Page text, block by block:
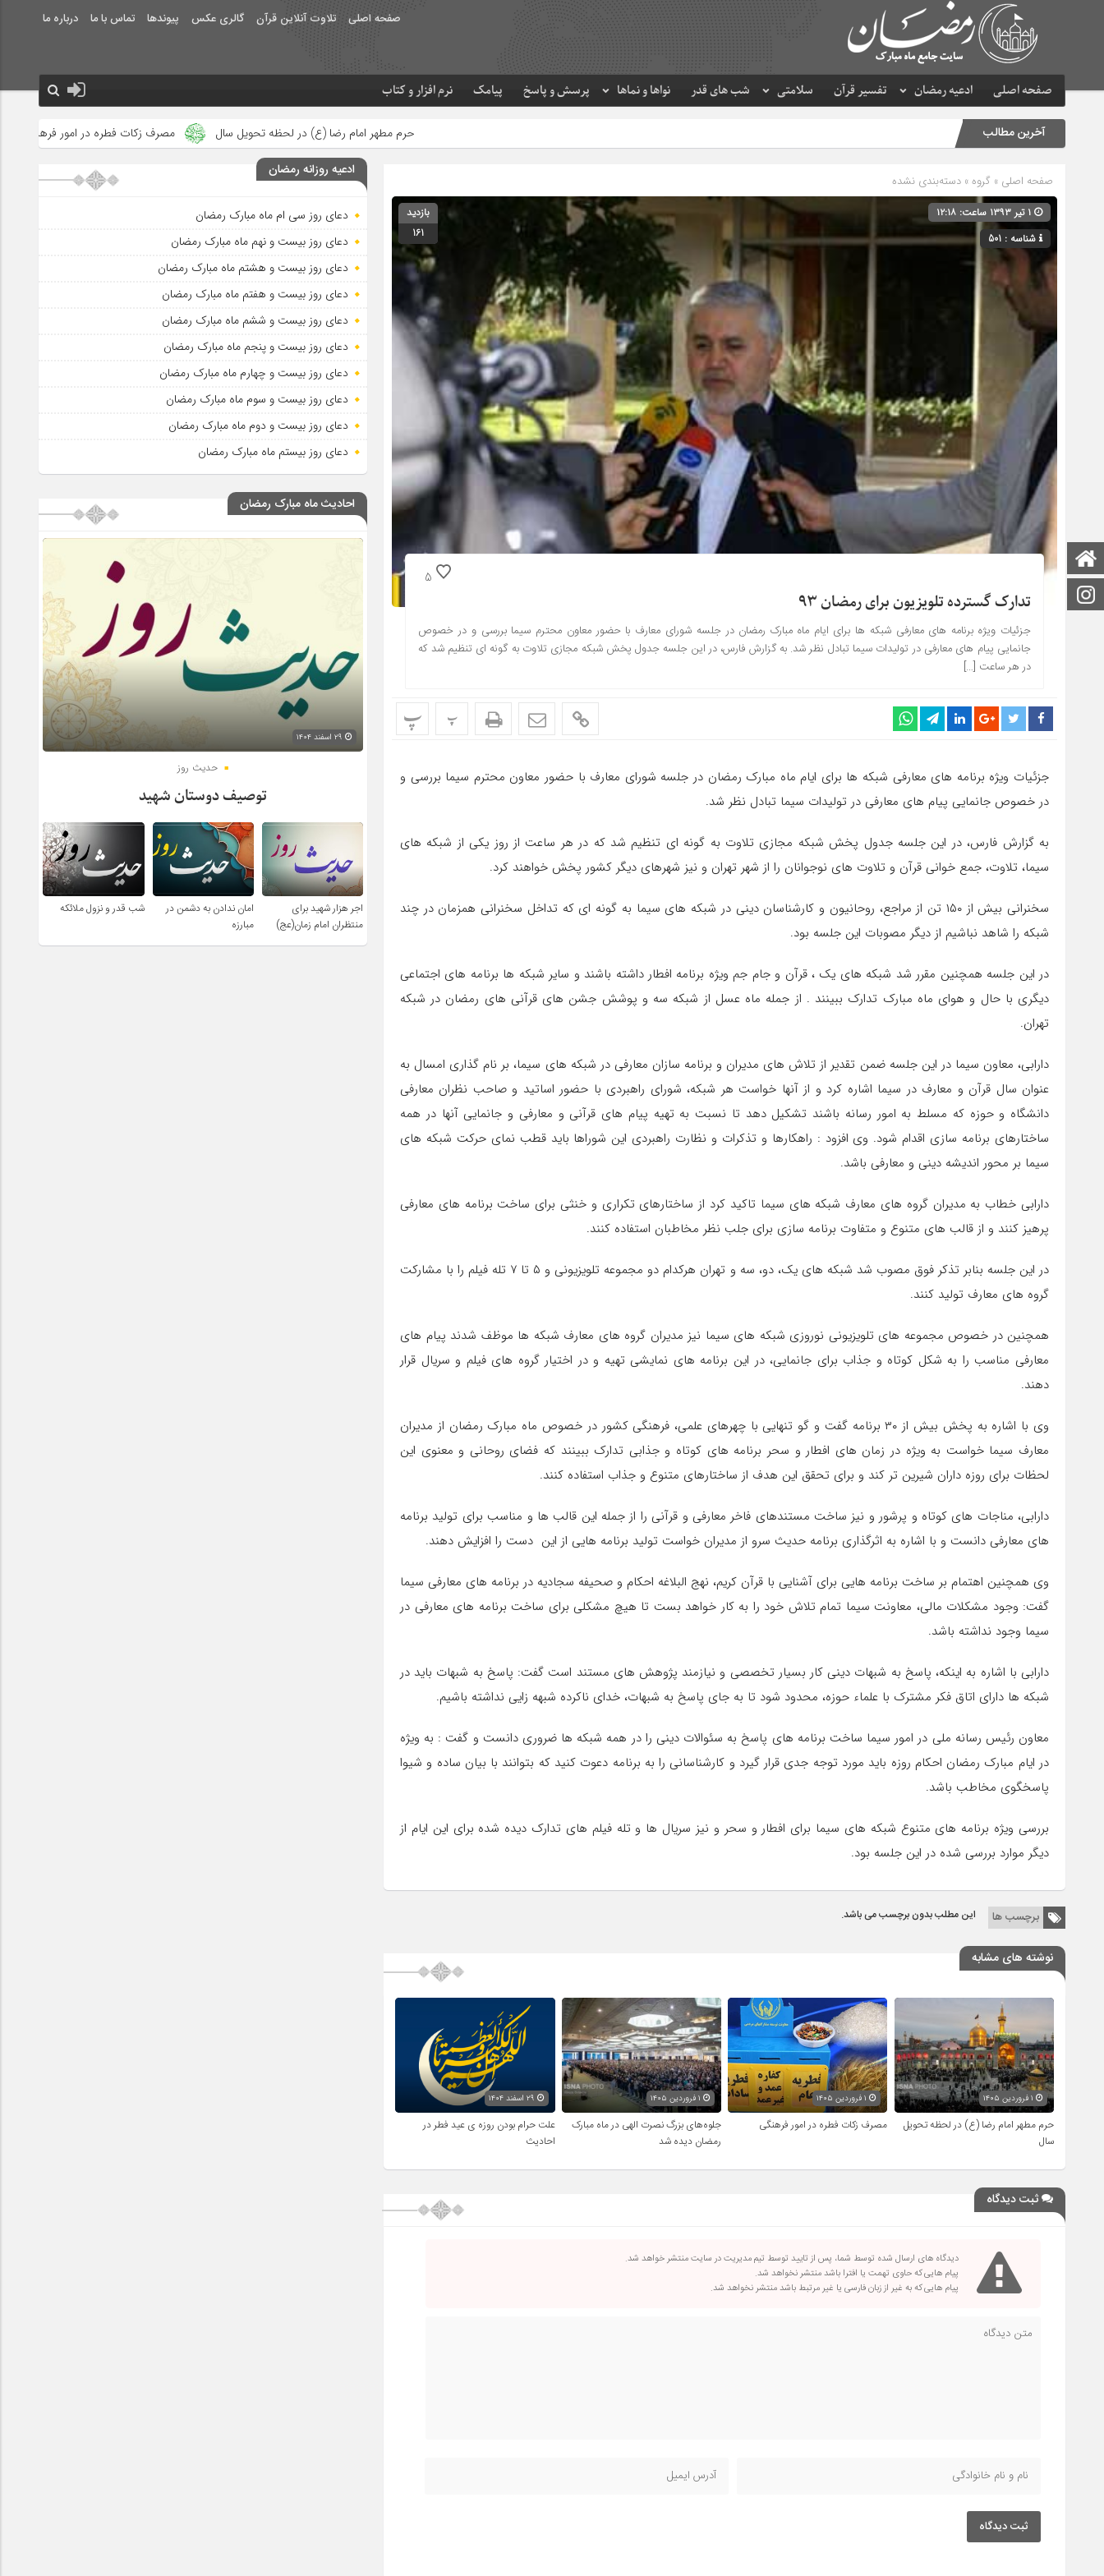
صفحه اصلی تلاوت آنلاین قرآن گالری عکس پیوندها تماس با ما درباره ما
صفحه اصلی ادعیه رمضان تفسیر قرآن سلامتی شب های قدر نواها و نماها پرسش و پاسخ پیامک نرم افزار و کتاب
صفحه اصلی
اینستاگرام
آخرین مطالب حرم مطهر امام رضا (ع) در لحظه تحویل سال مصرف زکات فطره در امور فرهنگی جلوه‌های بزرگ
صفحه اصلی » گروه » دسته‌بندی نشده
شناسه : 501
بازدید
161
5
تدارک گسترده تلویزیون برای رمضان ۹۳
جزئیات ویژه برنامه های معارفی شبکه ها برای ایام ماه مبارک رمضان در جلسه شورای معارف با حضور معاون محترم سیما بررسی و در خصوص
جانمایی پیام های معارفی در تولیدات سیما تبادل نظر شد. به گزارش فارس، در این جلسه جدول پخش شبکه مجازی تلاوت به گونه ای تنظیم شد که
در هر ساعت […]
پ پ
جزئیات ویژه برنامه های معارفی شبکه ها برای ایام ماه مبارک رمضان در جلسه شورای معارف با حضور معاون محترم سیما بررسی و
در خصوص جانمایی پیام های معارفی در تولیدات سیما تبادل نظر شد.
به گزارش فارس، در این جلسه جدول پخش شبکه مجازی تلاوت به گونه ای تنظیم شد که در هر ساعت از روز یکی از شبکه های
سیما، تلاوت، جمع خوانی قرآن و تلاوت های نوجوانان را از شهر تهران و نیز شهرهای دیگر کشور پخش خواهند کرد.
سخنرانی بیش از ۱۵۰ تن از مراجع، روحانیون و کارشناسان دینی در شبکه های سیما به گونه ای که تداخل سخنرانی همزمان در چند
شبکه را شاهد نباشیم از دیگر مصوبات این جلسه بود.
در این جلسه همچنین مقرر شد شبکه های یک ، قرآن و جام جم ویژه برنامه افطار داشته باشند و سایر شبکه ها برنامه های اجتماعی
دیگری با حال و هوای ماه مبارک تدارک ببینند . از جمله ماه عسل از شبکه سه و پوشش جشن های قرآنی های رمضان در شبکه
تهران.
دارابی، معاون سیما در این جلسه ضمن تقدیر از تلاش های مدیران و برنامه سازان معارفی در شبکه های سیما، بر نام گذاری امسال به
عنوان سال قرآن و معارف در سیما اشاره کرد و از آنها خواست هر شبکه، شورای راهبردی با حضور اساتید و صاحب نظران معارفی
دانشگاه و حوزه که مسلط به امور رسانه باشند تشکیل دهد تا نسبت به تهیه پیام های قرآنی و معارفی و جانمایی آنها در همه
ساختارهای برنامه سازی اقدام شود. وی افزود : راهکارها و تذکرات و نظارت راهبردی این شوراها باید قطب نمای حرکت شبکه های
سیما بر محور اندیشه دینی و معارفی باشد.
دارابی خطاب به مدیران گروه های معارف شبکه های سیما تاکید کرد از ساختارهای تکراری و خنثی برای ساخت برنامه های معارفی
پرهیز کنند و از قالب های متنوع و متفاوت برنامه سازی برای جلب نظر مخاطبان استفاده کنند.
در این جلسه بنابر تذکر فوق مصوب شد شبکه های یک، دو، سه و تهران هرکدام دو مجموعه تلویزیونی و ۵ تا ۷ تله فیلم را با مشارکت
گروه های معارف تولید کنند.
همچنین در خصوص مجموعه های تلویزیونی نوروزی شبکه های سیما نیز مدیران گروه های معارف شبکه ها موظف شدند پیام های
معارفی مناسب را به شکل کوتاه و جذاب برای جانمایی، در این برنامه های نمایشی تهیه و در اختیار گروه های فیلم و سریال قرار
دهند.
وی با اشاره به پخش بیش از ۳۰ برنامه گفت و گو تنهایی با چهرهای علمی، فرهنگی کشور در خصوص ماه مبارک رمضان از مدیران
معارف سیما خواست به ویژه در زمان های افطار و سحر برنامه های کوتاه و جذابی تدارک ببینند که فضای روحانی و معنوی این
لحظات برای روزه داران شیرین تر کند و برای تحقق این هدف از ساختارهای متنوع و جذاب استفاده کنند.
دارابی، مناجات های کوتاه و پرشور و نیز ساخت مستندهای فاخر معارفی و قرآنی را از جمله این قالب ها و مناسب برای تولید برنامه
های معارفی دانست و با اشاره به اثرگذاری برنامه حدیث سرو از مدیران خواست تولید برنامه هایی از این دست را افزایش دهند.
وی همچنین اهتمام بر ساخت برنامه هایی برای آشنایی با قرآن کریم، نهج البلاغه احکام و صحیفه سجادیه در برنامه های معارفی سیما
گفت: وجود مشکلات مالی، معاونت سیما تمام تلاش خود را به کار خواهد بست تا هیچ مشکلی برای ساخت برنامه های معارفی در
سیما وجود نداشته باشد.
دارابی با اشاره به اینکه، پاسخ به شبهات دینی کار بسیار تخصصی و نیازمند پژوهش های مستند است گفت: پاسخ به شبهات باید در
شبکه ها دارای اتاق فکر مشترک با علماء حوزه، محدود شود تا به جای پاسخ به شبهات، خدای ناکرده شبهه زایی نداشته باشیم.
معاون رئیس رسانه ملی در امور سیما ساخت برنامه های پاسخ به سئوالات دینی را در همه شبکه ها ضروری دانست و گفت : به ویژه
در ایام مبارک رمضان احکام روزه باید مورد توجه جدی قرار گیرد و کارشناسانی را به برنامه دعوت کنید که بتوانند با بیان ساده و شیوا
پاسخگوی مخاطب باشد.
بررسی ویژه برنامه های متنوع شبکه های سیما برای افطار و سحر و نیز سریال ها و تله فیلم های تدارک دیده شده برای این ایام از
دیگر موارد بررسی شده در این جلسه بود.
برچسب ها این مطلب بدون برچسب می باشد.
نوشته های مشابه
حرم مطهر امام رضا (ع) در لحظه تحویل
سال
۱ فروردین ۱۴۰۵
مصرف زکات فطره در امور فرهنگی
جلوه‌های بزرگ نصرت الهی در ماه مبارک
رمضان دیده شد
علت حرام بودن روزه ی عید فطر در
احادیث
ثبت دیدگاه
دیدگاه های ارسال شده توسط شما، پس از تایید توسط تیم مدیریت در سایت منتشر خواهد شد.
پیام هایی که حاوی تهمت یا افترا باشد منتشر نخواهد شد.
پیام هایی که به غیر از زبان فارسی یا غیر مرتبط باشد منتشر نخواهد شد.
ثبت دیدگاه
ادعیه روزانه رمضان
دعای روز سی ام ماه مبارک رمضان
دعای روز بیست و نهم ماه مبارک رمضان
دعای روز بیست و هشتم ماه مبارک رمضان
دعای روز بیست و هفتم ماه مبارک رمضان
دعای روز بیست و ششم ماه مبارک رمضان
دعای روز بیست و پنجم ماه مبارک رمضان
دعای روز بیست و چهارم ماه مبارک رمضان
دعای روز بیست و سوم ماه مبارک رمضان
دعای روز بیست و دوم ماه مبارک رمضان
دعای روز بیستم ماه مبارک رمضان
احادیث ماه مبارک رمضان
حدیث روز
توصیف دوستان شهید
اجر هزار شهید برای
منتظران امام زمان(عج)
امان ندادن به دشمن در
مبارزه
شب قدر و نزول ملائکه